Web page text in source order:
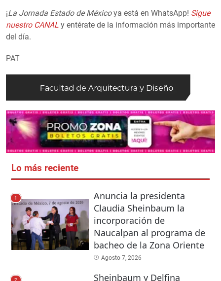
¡La Jornada Estado de Méxicoya está en WhatsApp! Sigue
nuestro CANAL y entérate de la información más importante
del día.
PAT
Lo más reciente
1
Anuncia la presidenta
Claudia Sheinbaum la
incorporación de
Naucalpan al programa de
bacheo de la Zona Oriente
Agosto 7, 2026
2 Sheinbaum y Delfina